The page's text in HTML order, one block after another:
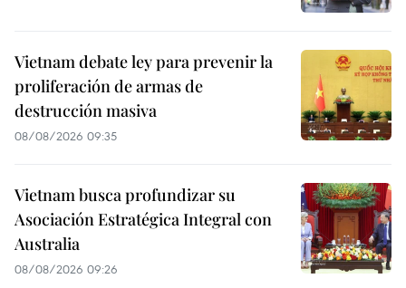
Vietnam debate ley para prevenir la
proliferación de armas de
destrucción masiva
08/08/2026 09:35
Vietnam busca profundizar su
Asociación Estratégica Integral con
Australia
08/08/2026 09:26